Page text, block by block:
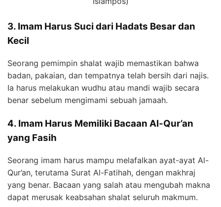
3. Imam Harus Suci dari Hadats Besar dan
Kecil
Seorang pemimpin shalat wajib memastikan bahwa
badan, pakaian, dan tempatnya telah bersih dari najis.
Ia harus melakukan wudhu atau mandi wajib secara
benar sebelum mengimami sebuah jamaah.
4. Imam Harus Memiliki Bacaan Al-Qur’an
yang Fasih
Seorang imam harus mampu melafalkan ayat-ayat Al-
Qur’an, terutama Surat Al-Fatihah, dengan makhraj
yang benar. Bacaan yang salah atau mengubah makna
dapat merusak keabsahan shalat seluruh makmum.